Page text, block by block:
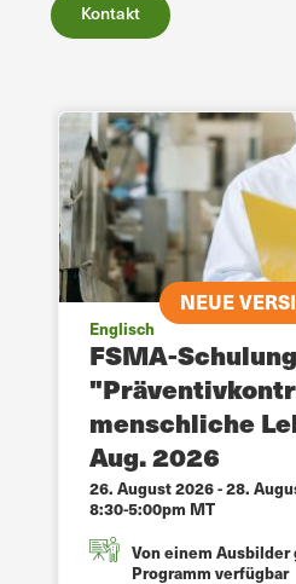
Kontakt
NEUE
Englisch
FSMA-Schulung
menschliche
Aug. 2026
26. August 2026-28.
8:30-5:00pm MT
Von einem
Programm verfügbar